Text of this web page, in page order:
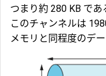
つまり約 280 KB で
このチャンネルは
メモリと同程度のデ